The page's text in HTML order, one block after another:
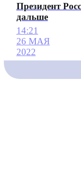
Президент
дальше
14:21
26 МАЯ
2022